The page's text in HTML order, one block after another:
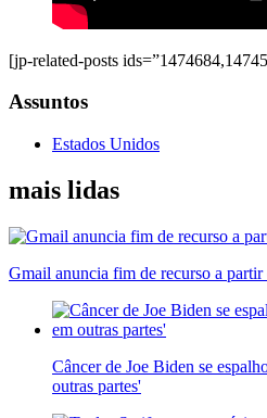
[jp-related-posts
Assuntos
Estados Unidos
mais lidas
Gmail anuncia fim de recurso a
Câncer de Joe Biden se
outras partes'